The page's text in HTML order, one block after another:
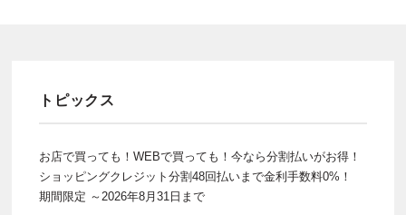
トピックス
お店で買っても！WEBで買っても！今なら分割払いがお得！
ショッピングクレジット分割48回払いまで金利手数料0%！
期間限定 ～2026年8月31日まで